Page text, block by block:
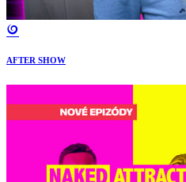
AFTER SHOW